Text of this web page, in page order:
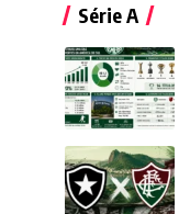
Série A